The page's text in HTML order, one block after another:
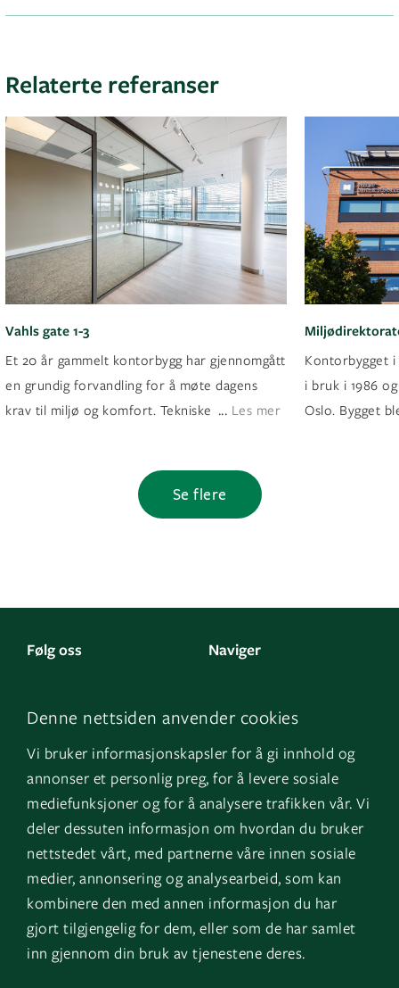
Denne nettsiden anvender cookies
Vi bruker informasjonskapsler for å gi innhold og
annonser et personlig preg, for å levere sosiale
mediefunksjoner og for å analysere trafikken vår. Vi
deler dessuten informasjon om hvordan du bruker
nettstedet vårt, med partnerne våre innen sosiale
medier, annonsering og analysearbeid, som kan
kombinere den med annen informasjon du har
gjort tilgjengelig for dem, eller som de har samlet
inn gjennom din bruk av tjenestene deres.
Relaterte referanser
Vahls gate 1-3
Et 20 år gammelt kontorbygg har gjennomgått
en grundig forvandling for å møte dagens
krav til miljø og komfort. Tekniske anlegg e
... Les mer
Kontorbygget
i bruk i 1986
Oslo. Bygget
Se flere
Følg oss
Facebook
Instagram
YouTube
Naviger
Om oss
GK Sverige
GK Danmark
Snarveier
Fakturainformasjon
HMS
Logg inn
Mine bygg
EOS